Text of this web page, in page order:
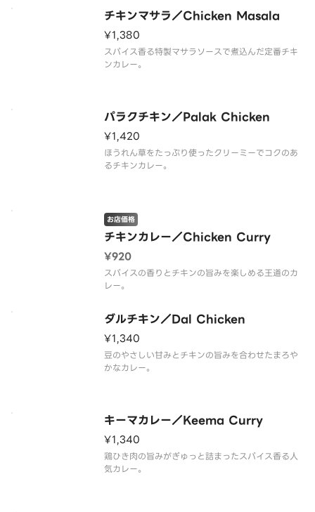
チキンマサラ／Chicken Masala
¥1,380
スパイス香る特製マサラソースで煮込んだ定番チキ
ンカレー。
パラクチキン／Palak Chicken
¥1,420
ほうれん草をたっぷり使ったクリーミーでコクのあ
るチキンカレー。
チキンカレー／Chicken Curry
お店価格
¥920
スパイスの香りとチキンの旨みを楽しめる王道のカ
レー。
ダルチキン／Dal Chicken
¥1,340
豆のやさしい甘みとチキンの旨みを合わせたまろや
かなカレー。
キーマカレー／Keema Curry
¥1,340
鶏ひき肉の旨みがぎゅっと詰まったスパイス香る人
気カレー。